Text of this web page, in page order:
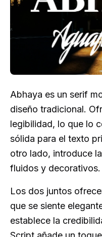
Abhaya es un serif
diseño tradicional.
legibilidad, lo que lo
sólida para el texto
otro lado, introduce
fluidos y decorativos.
Los dos juntos
que se siente
establece la